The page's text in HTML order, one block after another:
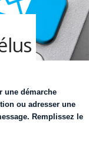
une démarche
ou adresser une
Remplissez le